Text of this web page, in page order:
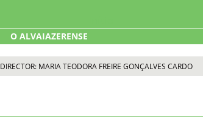
O ALVAIAZERENSE
DIRECTOR: MARIA TEODORA FREIRE GONÇALVES CARDO